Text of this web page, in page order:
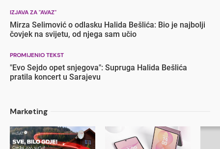
IZJAVA ZA "AVAZ"
Mirza Selimović o odlasku Halida Bešlića: Bio je najbolji
čovjek na svijetu, od njega sam učio
PROMIJENIO TEKST
"Evo Sejdo opet snjegova": Supruga Halida Bešlića
pratila koncert u Sarajevu
Marketing